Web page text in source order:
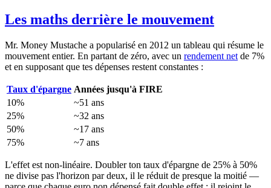
Les maths derrière le mouvement
Mr. Money Mustache a popularisé en 2012 un tableau qui résume le
mouvement entier. En partant de zéro, avec un rendement net de 7%
et en supposant que tes dépenses restent constantes :
Taux d'épargne Années jusqu'à FIRE
10%
~51 ans
25%
~32 ans
50%
~17 ans
75%
~7 ans
L'effet est non-linéaire. Doubler ton taux d'épargne de 25% à 50%
ne divise pas l'horizon par deux, il le réduit de presque la moitié —